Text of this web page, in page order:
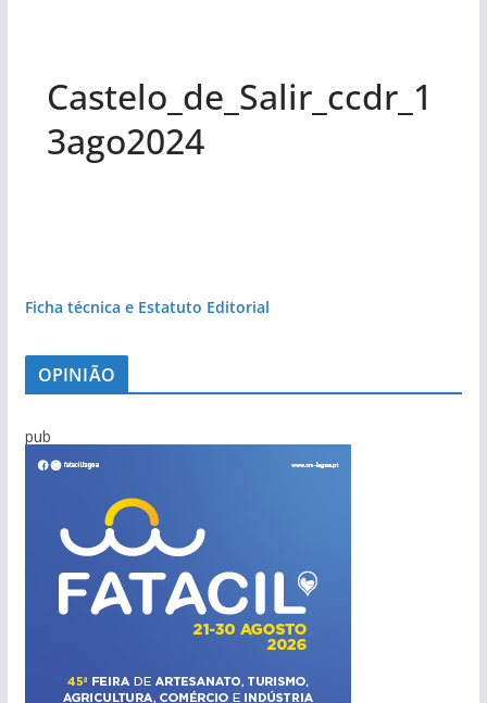
Castelo_de_Salir_ccdr_1
3ago2024
Ficha técnica e Estatuto Editorial
OPINIÃO
pub